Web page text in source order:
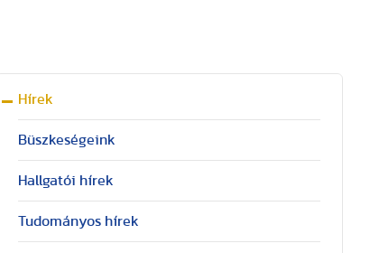
Hírek
Büszkeségeink
Hallgatói hírek
Tudományos hírek